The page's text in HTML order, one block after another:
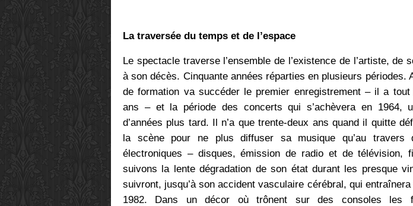
La traversée du temps et de l’espace
Le spectacle traverse l’ensemble de l’existence de l’artiste, de
à son décès. Cinquante années réparties en plusieurs périodes.
de formation va succéder le premier enregistrement – il a
ans – et la période des concerts qui s’achèvera en 1964,
d’années plus tard. Il n’a que trente-deux ans quand il quitte
la scène pour ne plus diffuser sa musique qu’au travers
électroniques – disques, émission de radio et de télévision,
suivons la lente dégradation de son état durant les presque
suivront, jusqu’à son accident vasculaire cérébral, qui
1982. Dans un décor où trônent sur des consoles les